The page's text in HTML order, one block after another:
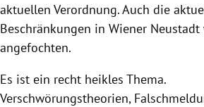
aktuellen Verordnung. Auch die
Beschränkungen in Wiener
angefochten.
Es ist ein recht heikles Thema.
Verschwörungstheorien,